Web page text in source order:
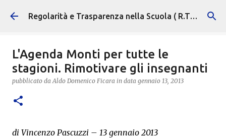
Passa ai contenuti principali Regolarità e Trasparenza nella Scuola ( R.T.S. )
L'Agenda Monti per tutte le
stagioni. Rimotivare gli insegnanti
pubblicato daAldo Domenico Ficara in data gennaio 13, 2013
di Vincenzo Pascuzzi – 13 gennaio 2013